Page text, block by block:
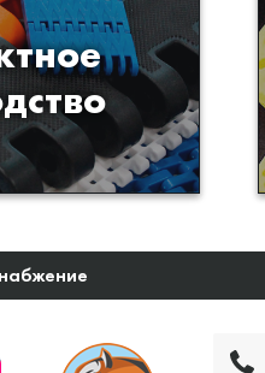
из
по
чертежам
заказчика